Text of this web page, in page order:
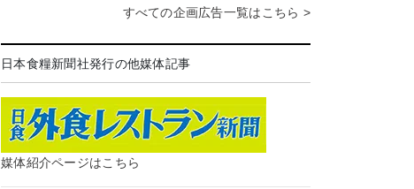
すべての企画広告一覧はこちら >
日本食糧新聞社発行の他媒体記事
媒体紹介ページはこちら